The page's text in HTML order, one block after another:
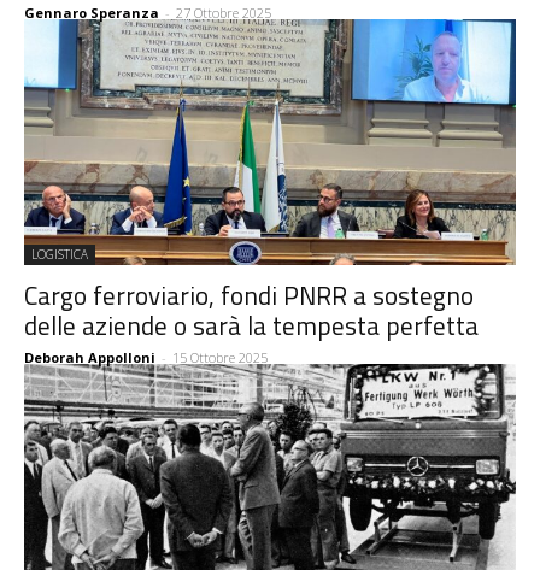
Gennaro Speranza - 27 Ottobre 2025
LOGISTICA
Cargo ferroviario, fondi PNRR a sostegno
delle aziende o sarà la tempesta perfetta
Deborah Appolloni - 15 Ottobre 2025